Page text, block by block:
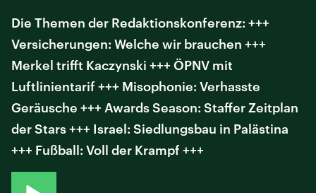
Die Themen der Redaktionskonferenz: +++
Versicherungen: Welche wir brauchen +++
Merkel trifft Kaczynski +++ ÖPNV mit
Luftlinientarif +++ Misophonie: Verhasste
Geräusche +++ Awards Season: Staffer Zeitplan
der Stars +++ Israel: Siedlungsbau in Palästina
+++ Fußball: Voll der Krampf +++